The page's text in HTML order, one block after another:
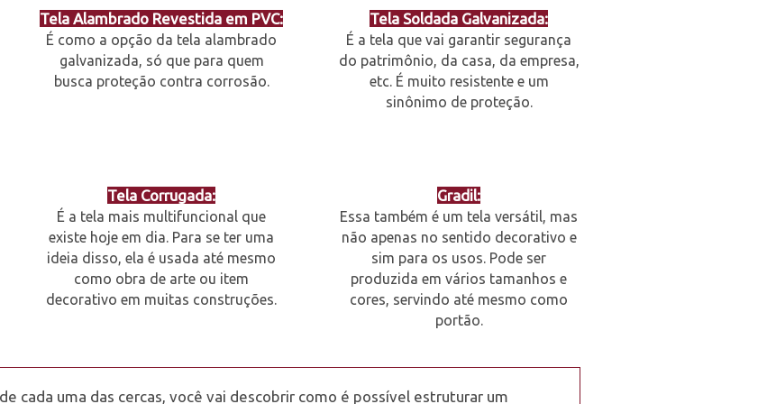
Tela Alambrado Revestida em PVC:
É como a opção da tela alambrado
galvanizada, só que para quem
busca proteção contra corrosão.
Tela Soldada Galvanizada:
É a tela que vai garantir segurança
do patrimônio, da casa, da empresa,
etc. É muito resistente e um
sinônimo de proteção.
Tela Corrugada:
É a tela mais multifuncional que
existe hoje em dia. Para se ter uma
ideia disso, ela é usada até mesmo
como obra de arte ou item
decorativo em muitas construções.
Gradil:
Essa também é um tela versátil, mas
não apenas no sentido decorativo e
sim para os usos. Pode ser
produzida em vários tamanhos e
cores, servindo até mesmo como
portão.
cada uma das cercas, você vai descobrir como é possível estruturar um